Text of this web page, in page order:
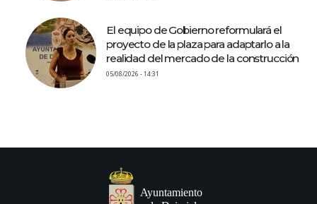
El equipo de Gobierno reformulará el
proyecto de la plaza para adaptarlo a la
realidad del mercado de la construcción
05/08/2026 - 14:31